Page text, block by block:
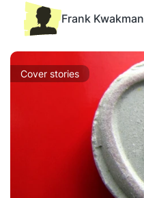
Frank Kwakman
Cover stories